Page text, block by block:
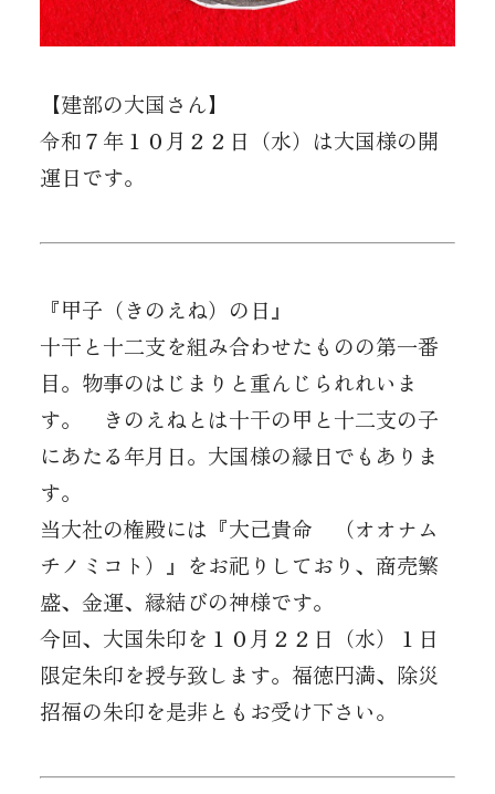
【建部の大国さん】
令和７年１０月２２日（水）は大国様の開
運日です。
『甲子（きのえね）の日』
十干と十二支を組み合わせたものの第一番
目。物事のはじまりと重んじられれいま
す。 きのえねとは十干の甲と十二支の子
にあたる年月日。大国様の縁日でもありま
す。
当大社の権殿には『大己貴命 （オオナム
チノミコト）』をお祀りしており、商売繁
盛、金運、縁結びの神様です。
今回、大国朱印を１０月２２日（水）１日
限定朱印を授与致します。福徳円満、除災
招福の朱印を是非ともお受け下さい。